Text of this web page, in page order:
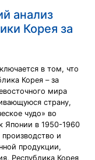
анализ
Корея за
в том, что
Корея – за
мира
страну,
чудо» во
Японии в 1950-1960
и
продукции,
Республика Корея